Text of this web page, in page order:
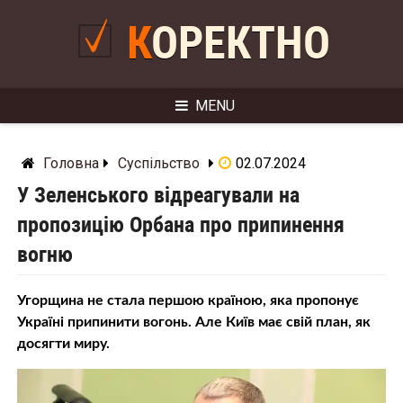
КОРЕКТНО
MENU
Головна Суспільство 02.07.2024
У Зеленського відреагували на
пропозицію Орбана про припинення
вогню
Угорщина не стала першою країною, яка пропонує
Україні припинити вогонь. Але Київ має свій план, як
досягти миру.